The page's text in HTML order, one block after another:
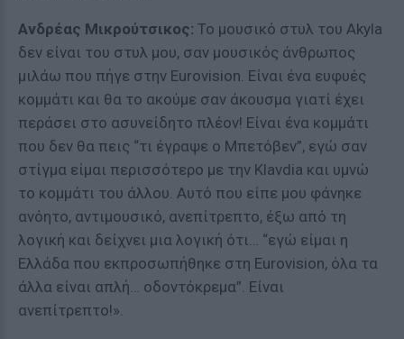
Ανδρέας Μικρούτσικος: Το μουσικό στυλ του Akyla
δεν είναι του στυλ μου, σαν μουσικός άνθρωπος
μιλάω που πήγε στην Eurovision. Είναι ένα ευφυές
κομμάτι και θα το ακούμε σαν άκουσμα γιατί έχει
περάσει στο ασυνείδητο πλέον! Είναι ένα κομμάτι
που δεν θα πεις “τι έγραψε ο Μπετόβεν”, εγώ σαν
στίγμα είμαι περισσότερο με την Klavdia και υμνώ
το κομμάτι του άλλου. Αυτό που είπε μου φάνηκε
ανόητο, αντιμουσικό, ανεπίτρεπτο, έξω από τη
λογική και δείχνει μια λογική ότι… “εγώ είμαι η
Ελλάδα που εκπροσωπήθηκε στη Eurovision, όλα τα
άλλα είναι απλή… οδοντόκρεμα”. Είναι
ανεπίτρεπτο!».